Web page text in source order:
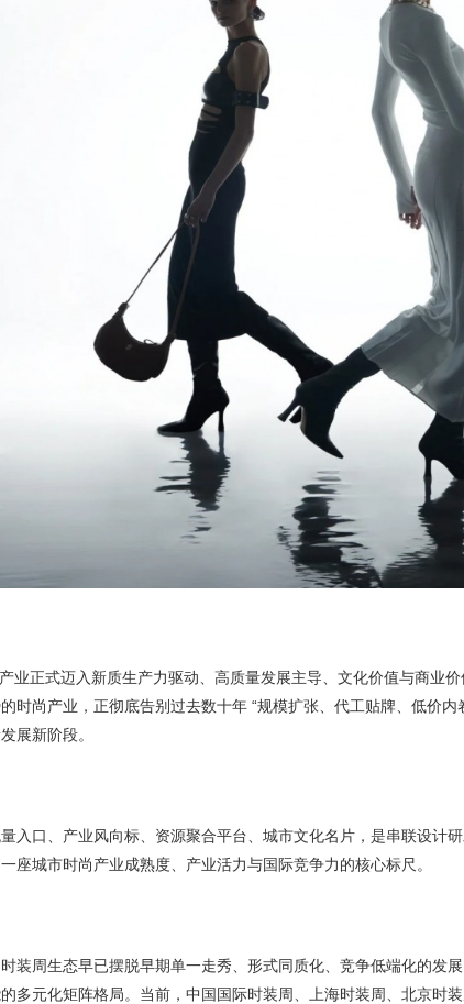
业正式迈入新质生产力驱动、高质量发展主导、文化价值与商业
时尚产业，正彻底告别过去数十年 “规模扩张、代工贴牌、低价
展新阶段。
入口、产业风向标、资源聚合平台、城市文化名片，是串联设计
座城市时尚产业成熟度、产业活力与国际竞争力的核心标尺。
装周生态早已摆脱早期单一走秀、形式同质化、竞争低端化的发
多元化矩阵格局。当前，中国国际时装周、上海时装周、北京时